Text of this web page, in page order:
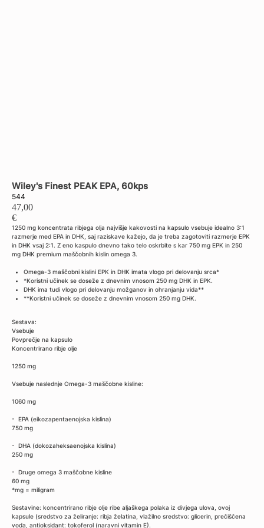
Wiley's Finest PEAK EPA, 60kps
544
47,00
€
1250 mg koncentrata ribjega olja najvišje kakovosti na kapsulo vsebuje idealno 3:1
razmerje med EPA in DHK, saj raziskave kažejo, da je treba zagotoviti razmerje EPK
in DHK vsaj 2:1. Z eno kaspulo dnevno tako telo oskrbite s kar 750 mg EPK in 250
mg DHK premium maščobnih kislin omega 3.
Omega-3 maščobni kislini EPK in DHK imata vlogo pri delovanju srca*
*Koristni učinek se doseže z dnevnim vnosom 250 mg DHK in EPK.
DHK ima tudi vlogo pri delovanju možganov in ohranjanju vida**
**Koristni učinek se doseže z dnevnim vnosom 250 mg DHK.
Sestava:
Vsebuje
Povprečje na kapsulo
Koncentrirano ribje olje
1250 mg
Vsebuje naslednje Omega-3 maščobne kisline:
1060 mg
- EPA (eikozapentaenojska kislina)
750 mg
- DHA (dokozaheksaenojska kislina)
250 mg
- Druge omega 3 maščobne kisline
60 mg
*mg = miligram
Sestavine: koncentrirano ribje olje ribe aljaškega polaka iz divjega ulova, ovoj
kapsule (sredstvo za želiranje: ribja želatina, vlažilno sredstvo: glicerin, prečiščena
voda, antioksidant: tokoferol (naravni vitamin E).